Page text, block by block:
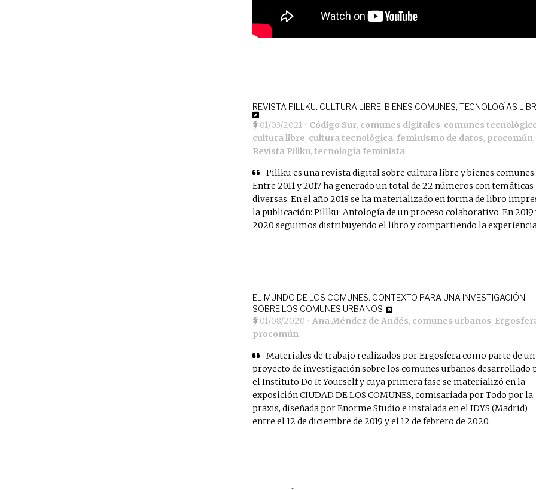
REVISTA PILLKU. CULTURA LIBRE, BIENES COMUNES, TECNOLOGÍAS
01/03/2021 • Código Sur, comunes digitales, comunes
cultura libre, cultura tecnológica, feminismo de datos, procomún,
Revista Pillku, tecnología feminista
Pillku es una revista digital sobre cultura libre y bienes comunes.
Entre 2011 y 2017 ha generado un total de 22 números con temáticas
diversas. En el año 2018 se ha materializado en forma de libro
la publicación: Pillku: Antología de un proceso colaborativo. En 2019
2020 seguimos distribuyendo el libro y compartiendo la
EL MUNDO DE LOS COMUNES. CONTEXTO PARA UNA INVESTIGACIÓN
SOBRE LOS COMUNES URBANOS
01/08/2020 • Ana Méndez de Andés, comunes urbanos,
procomún
Materiales de trabajo realizados porErgosferacomo parte de un
proyecto de investigación sobre los comunes urbanos desarrollado
elInstituto Do It Yourselfy cuya primera fase se materializó en la
exposiciónCIUDAD DE LOS COMUNES, comisariada porTodo por la
praxis, diseñada porEnorme Studio e instalada en elIDYS (Madrid)
entre el 12 de diciembre de 2019 y el 12 de febrero de 2020.